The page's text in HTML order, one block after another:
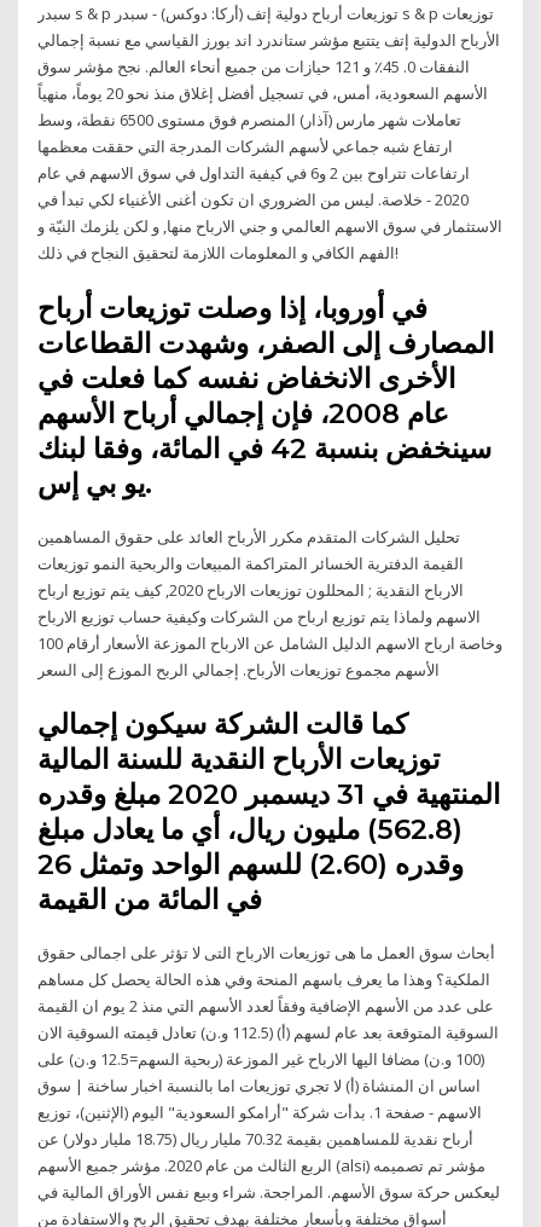
سبدر s & p توزيعات أرباح دولية إتف (أركا: دوكس) - سبدر s & p توزيعات
الأرباح الدولية إتف يتتبع مؤشر ستاندرد اند بورز القياسي مع نسبة إجمالي
النفقات 0. 45٪ و 121 حيازات من جميع أنحاء العالم. نجح مؤشر سوق
الأسهم السعودية، أمس، في تسجيل أفضل إغلاق منذ نحو 20 يوماً، منهياً
تعاملات شهر مارس (آذار) المنصرم فوق مستوى 6500 نقطة، وسط
ارتفاع شبه جماعي لأسهم الشركات المدرجة التي حققت معظمها
ارتفاعات تتراوح بين 2 و6 في كيفية التداول في سوق الاسهم في عام
2020 - خلاصة. ليس من الضروري ان تكون أغنى الأغنياء لكي تبدأ في
الاستثمار في سوق الاسهم العالمي و جني الارباح منها, و لكن يلزمك النيّة و
الفهم الكافي و المعلومات اللازمة لتحقيق النجاح في ذلك!
في أوروبا، إذا وصلت توزيعات أرباح
المصارف إلى الصفر، وشهدت القطاعات
الأخرى الانخفاض نفسه كما فعلت في
عام 2008، فإن إجمالي أرباح الأسهم
سينخفض بنسبة 42 في المائة، وفقا لبنك
يو بي إس.
تحليل الشركات المتقدم مكرر الأرباح العائد على حقوق المساهمين
القيمة الدفترية الخسائر المتراكمة المبيعات والربحية النمو توزيعات
الارباح النقدية ; المحللون توزيعات الارباح 2020, كيف يتم توزيع ارباح
الاسهم ولماذا يتم توزيع ارباح من الشركات وكيفية حساب توزيع الارباح
وخاصة ارباح الاسهم الدليل الشامل عن الارباح الموزعة الأسعار أرقام 100
الأسهم مجموع توزيعات الأرباح. إجمالي الربح الموزع إلى السعر
كما قالت الشركة سيكون إجمالي
توزيعات الأرباح النقدية للسنة المالية
المنتهية في 31 ديسمبر 2020 مبلغ وقدره
(562.8) مليون ريال، أي ما يعادل مبلغ
وقدره (2.60) للسهم الواحد وتمثل 26
في المائة من القيمة
أبحاث سوق العمل ما هى توزيعات الارباح التى لا تؤثر على اجمالى حقوق
الملكية؟ وهذا ما يعرف باسهم المنحة وفي هذه الحالة يحصل كل مساهم
على عدد من الأسهم الإضافية وفقاً لعدد الأسهم التي منذ 2 يوم ان القيمة
السوقية المتوقعة بعد عام لسهم (أ) (112.5 و.ن) تعادل قيمته السوقية الان
(100 و.ن) مضافا اليها الارباح غير الموزعة (ربحية السهم=12.5 و.ن) على
اساس ان المنشاة (أ) لا تجري توزيعات اما بالنسبة اخبار ساخنة | سوق
الاسهم - صفحة 1. بدأت شركة "أرامكو السعودية" اليوم (الإثنين)، توزيع
أرباح نقدية للمساهمين بقيمة 70.32 مليار ريال (18.75 مليار دولار) عن
الربع الثالث من عام 2020. مؤشر جميع الأسهم (alsi) مؤشر تم تصميمه
ليعكس حركة سوق الأسهم. المراجحة. شراء وبيع نفس الأوراق المالية في
أسواق مختلفة وبأسعار مختلفة بهدف تحقيق الربح والاستفادة من